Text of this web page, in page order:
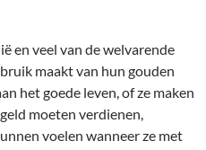
en veel van de welvarende
maakt van hun gouden
het goede leven, of ze maken
moeten verdienen,
voelen wanneer ze met